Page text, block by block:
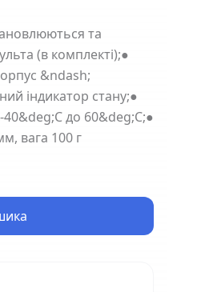
та
(в комплекті);●
&ndash;
індикатор стану;●
40&deg;С до 60&deg;С;●
вага 100 г